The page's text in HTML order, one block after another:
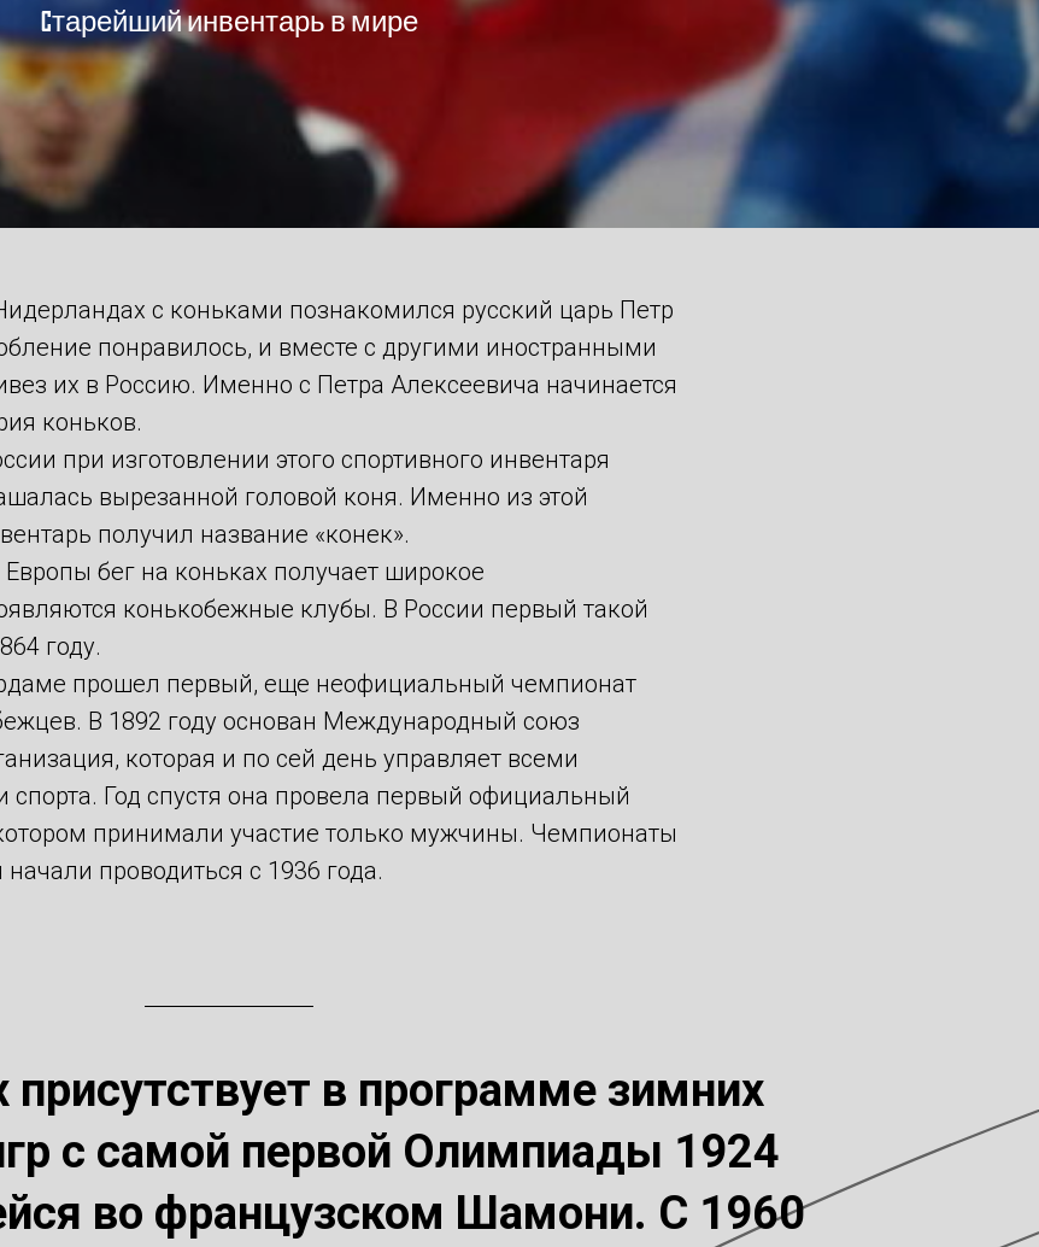
Старейший инвентарь в мире
с коньками познакомился русский царь Петр
понравилось, и вместе с другими иностранными
их в Россию. Именно с Петра Алексеевича начинается
коньков.
при изготовлении этого спортивного инвентаря
вырезанной головой коня. Именно из этой
получил название «конек».
Европы бег на коньках получает широкое
конькобежные клубы. В России первый такой
году.
прошел первый, еще неофициальный чемпионат
В 1892 году основан Международный союз
которая и по сей день управляет всеми
Год спустя она провела первый официальный
принимали участие только мужчины. Чемпионаты
проводиться с 1936 года.
присутствует в программе зимних
с самой первой Олимпиады 1924
во французском Шамони. С 1960